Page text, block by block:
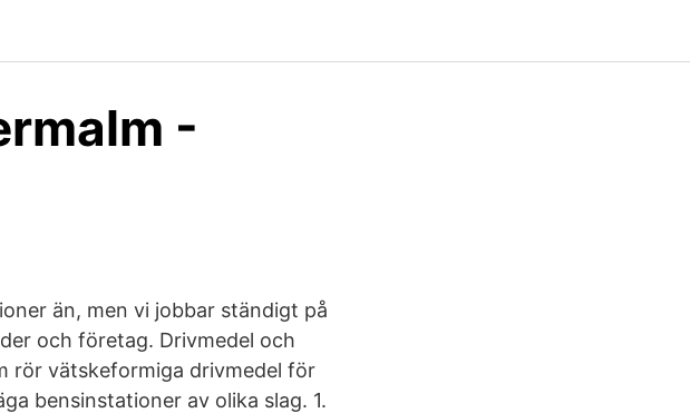
-
än, men vi jobbar ständigt på
och företag. Drivmedel och
rör vätskeformiga drivmedel för
bensinstationer av olika slag. 1.